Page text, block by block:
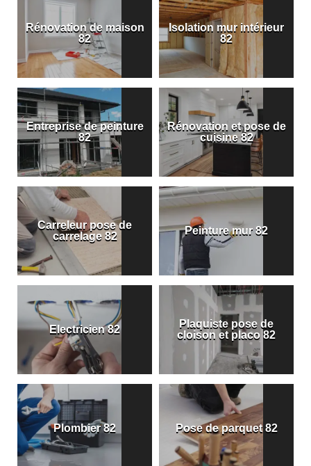
Rénovation de maison
82
Isolation mur intérieur
82
Entreprise de peinture
82
Rénovation et pose de
cuisine 82
Carreleur pose de
carrelage 82
Peinture mur 82
Electricien 82
Plaquiste pose de
cloison et placo 82
Plombier 82 Pose de parquet 82